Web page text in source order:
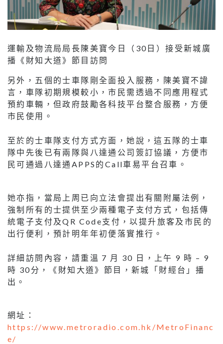
運輸及物流局局長陳美寶今日（30日）接受新城廣
播《財知大道》節目訪問
另外，五個的士車隊剛全面投入服務，陳美寶不諱
言，車隊初期規模較小，市民需透過不同應用程式
預約車輛，但政府鼓勵各科技平台整合服務，方便
市民使用。
至於的士車隊支付方式方面，她說，這五隊的士車
隊中先後已有兩隊與八達通公司簽訂協議，方便市
民可通過八達通APPS的Call車易平台召車。
她亦指，當局上周已向立法會提出有關附屬法例，
強制所有的士提供至少兩種電子支付方式，包括傳
統電子支付及QR Code支付，以提升旅客及市民的
出行便利，預計明年年初便落實推行。
詳細訪問內容，請重溫 7 月 30 日，上午 9 時 – 9
時 30分，《財知大道》節目，新城「財經台」播
出。
網址：
https://www.metroradio.com.hk/MetroFinanc
e/